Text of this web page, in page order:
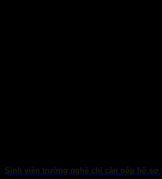
Sinh viên trường nghề chỉ cần nộp hồ sơ